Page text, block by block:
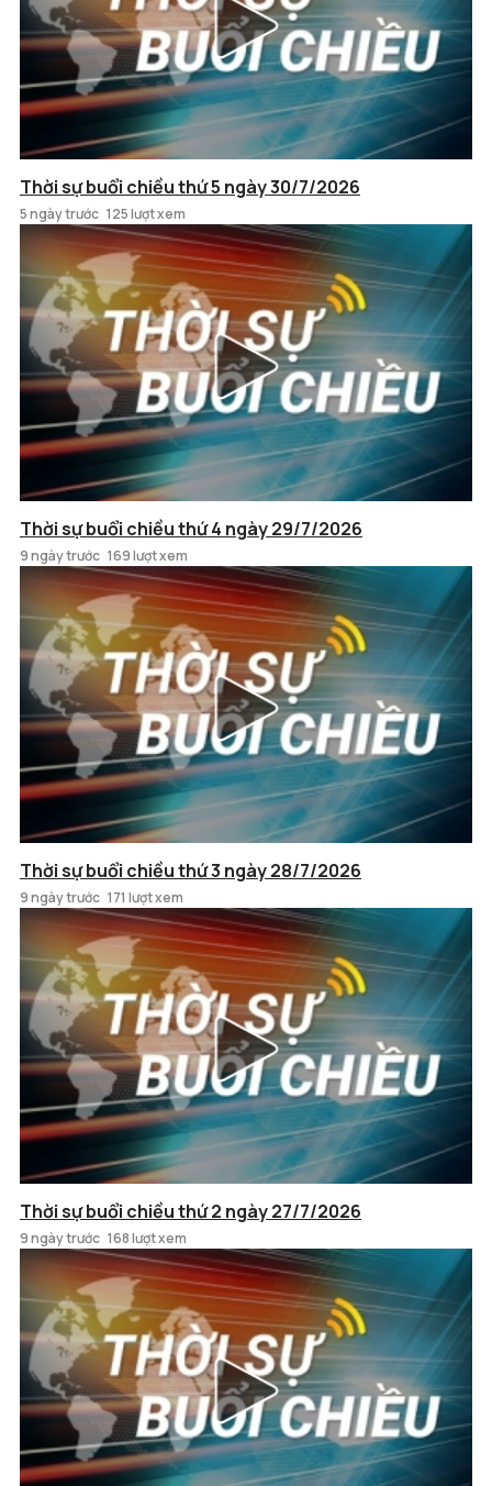
Thời sự buổi chiều thứ 5 ngày 30/7/2026
5 ngày trước 125 lượt xem
Thời sự buổi chiều thứ 4 ngày 29/7/2026
9 ngày trước 169 lượt xem
Thời sự buổi chiều thứ 3 ngày 28/7/2026
9 ngày trước 171 lượt xem
Thời sự buổi chiều thứ 2 ngày 27/7/2026
9 ngày trước 168 lượt xem